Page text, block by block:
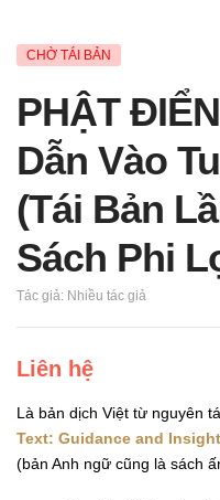
AVAILABILITY:
CHỜ TÁI BẢN
PHẬT
Dẫn Vào
(Tái Bản
Sách Phi
Tác giả: Nhiều tác giả
Liên hệ
Là bản dịch Việt từ nguyên
Text: Guidance and
(bản Anh ngữ cũng là sách